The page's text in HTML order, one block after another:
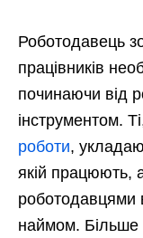
Роботодавець
працівників
починаючи від
інструментом.
роботи,
якій працюють,
роботодавцями
наймом. Більше